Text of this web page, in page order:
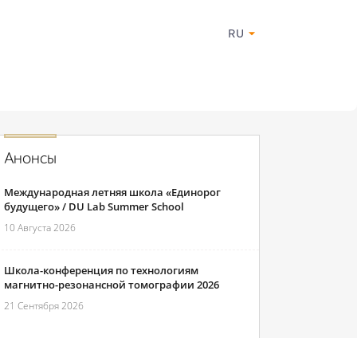
RU
Анонсы
Международная летняя школа «Единорог
будущего» / DU Lab Summer School
10 Августа 2026
Школа-конференция по технологиям
магнитно-резонансной томографии 2026
21 Сентября 2026